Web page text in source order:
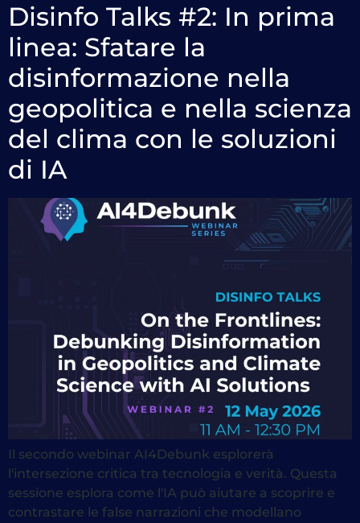
Disinfo Talks #2: In prima
linea: Sfatare la
disinformazione nella
geopolitica e nella scienza
del clima con le soluzioni
di IA
Il secondo webinar AI4Debunk esplorerà
l'intersezione critica tra tecnologia e verità. Questa
sessione esplora come l'IA può aiutare a scoprire e
contrastare le false narrazioni che modellano